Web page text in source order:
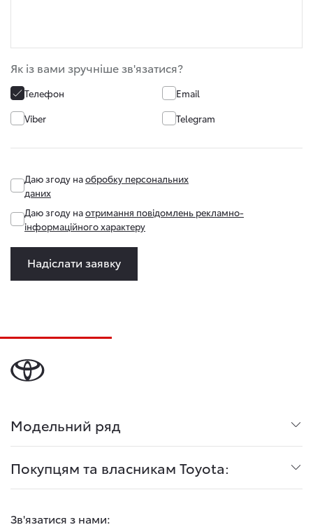
Як із вами зручніше зв'язатися?
Телефон
Email
Viber
Telegram
Даю згоду наобробку персональних
даних
Даю згоду наотримання повідомлень рекламно-
інформаційного характеру
Надіслати заявку
Модельний ряд
Покупцям та власникам Toyota:
Зв'язатися з нами: